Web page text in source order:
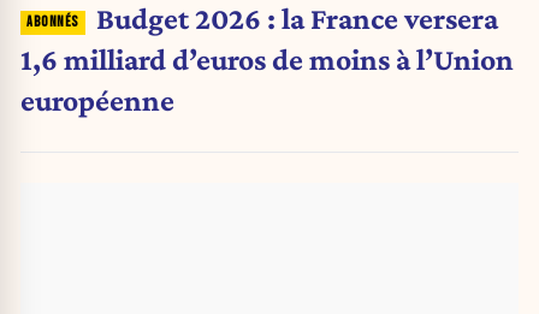
Budget 2026 : la France versera
1,6 milliard d’euros de moins à l’Union
européenne